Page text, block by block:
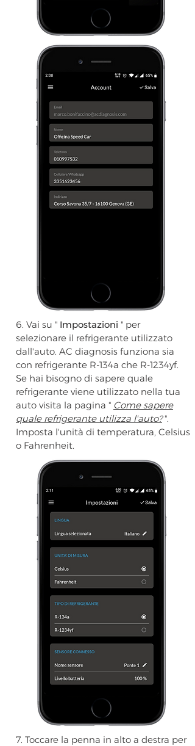
6. Vai su " Impostazioni " per
selezionare il refrigerante utilizzato
dall'auto. AC diagnosis funziona sia
con refrigerante R-134a che R-1234yf.
Se hai bisogno di sapere quale
refrigerante viene utilizzato nella tua
auto visita la pagina " Come sapere
quale refrigerante utilizza l'auto?".
Imposta l'unità di temperatura, Celsius
o Fahrenheit.
7. Toccare la penna in alto a destra per